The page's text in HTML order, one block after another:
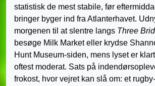
statistisk de mest stabile, før
bringer byger ind fra Atlanterhavet.
morgenen til at slentre langs Three
besøge Milk Market eller krydse
Hunt Museum-siden, mens lyset er
oftest moderat. Sats på
frokost, hvor vejret kan slå om: et